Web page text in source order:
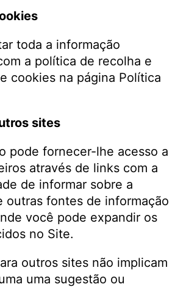
toda a informação
a política de recolha e
cookies na página Política
sites
pode fornecer-lhe acesso a
através de links com a
de informar sobre a
outras fontes de informação
você pode expandir os
no Site.
outros sites não implicam
uma sugestão ou